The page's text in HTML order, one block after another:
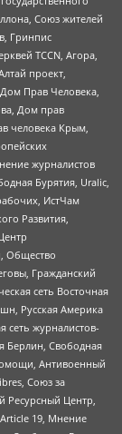
Союз жителей
Гринпис
TCCN, Агора,
проект,
Прав Человека,
Дом прав
человека Крым,
журналистов
Бурятия, Uralic,
ИстЧам
Развития,
Общество
Гражданский
сеть Восточная
Русская Америка
сеть журналистов-
Берлин, Свободная
Антивоенный
Союз за
Ресурсный Центр,
19, Мнение